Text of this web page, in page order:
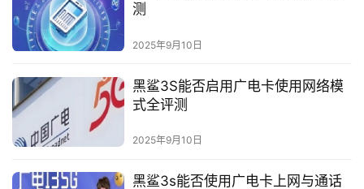
快
讯
更
多
页
面
测
2025年9月10日
黑鲨3S能否启用广电卡使用网络模
式全评测
2025年9月10日
黑鲨3s能否使用广电卡上网与通话